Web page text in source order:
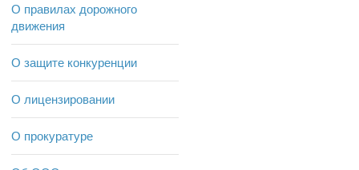
О правилах дорожного
движения
О защите конкуренции
О лицензировании
О прокуратуре